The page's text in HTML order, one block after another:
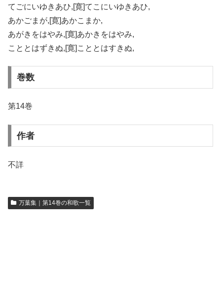
てごにいゆきあひ,[寛]てこにいゆきあひ,
あかごまが,[寛]あかこまか,
あがきをはやみ,[寛]あかきをはやみ,
こととはずきぬ,[寛]こととはすきぬ,
巻数
第14巻
作者
不詳
万葉集｜第14巻の和歌一覧